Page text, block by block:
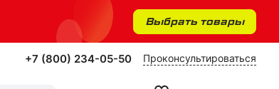
Выбрать товары
+7 (800) 234-05-50 Проконсультироваться